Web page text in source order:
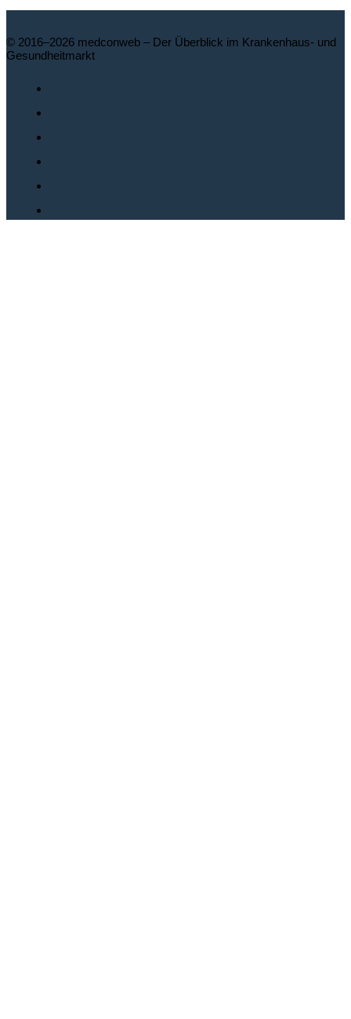
© 2016–2026 medconweb – Der Überblick im Krankenhaus- und
Gesundheitmarkt